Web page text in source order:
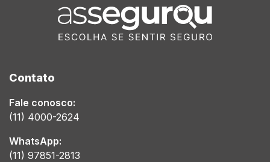
Contato
Fale conosco:
(11) 4000-2624
WhatsApp:
(11) 97851-2813